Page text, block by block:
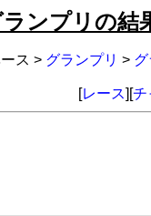
ンプリの結
ス > グランプリ >
[レース][チ